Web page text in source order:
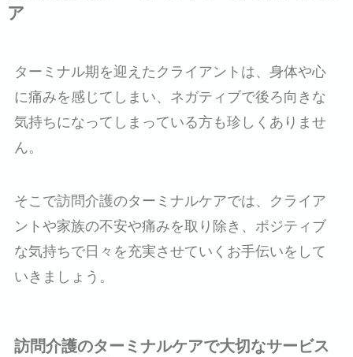
ア
ターミナル期を迎えたクライアントは、身体や心
に痛みを感じてしまい、ネガティブで後ろ向きな
気持ちになってしまっている方も珍しくありませ
ん。
そこで訪問介護のターミナルケアでは、クライア
ントや家族の不安や痛みを取り除き、ポジティブ
な気持ちで日々を充実させていくお手伝いをして
いきましょう。
訪問介護のターミナルケアで大切なサービス